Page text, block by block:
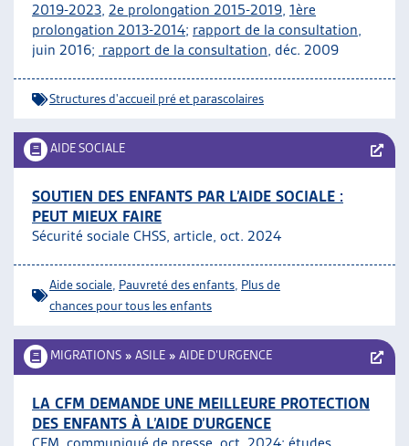
2019-2023, 2e prolongation 2015-2019, 1ère
prolongation 2013-2014; rapport de la consultation,
juin 2016; rapport de la consultation, déc. 2009
Structures d'accueil pré et parascolaires
AIDE SOCIALE
SOUTIEN DES ENFANTS PAR L’AIDE SOCIALE :
PEUT MIEUX FAIRE
Sécurité sociale CHSS, article, oct. 2024
Aide sociale Pauvreté des enfants Plus de
chances pour tous les enfants
MIGRATIONS » ASILE » AIDE D’URGENCE
LA CFM DEMANDE UNE MEILLEURE PROTECTION
DES ENFANTS À L’AIDE D’URGENCE